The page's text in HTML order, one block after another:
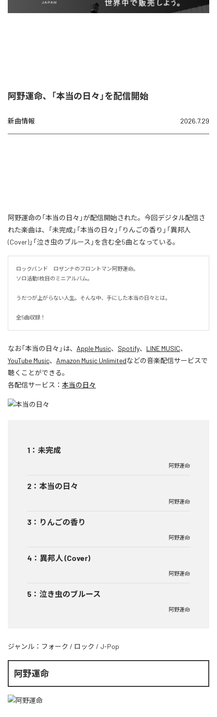
阿野運命、「本当の日々」を配信開始
新曲情報 2026.7.29
阿野運命の「本当の日々」が配信開始された。今回デジタル配信さ
れた楽曲は、「未完成」「本当の日々」「りんごの香り」「異邦人
(Cover)」「泣き虫のブルース」を含む全5曲となっている。
ロックバンド　ロザンナのフロントマン阿野運命。
ソロ活動1枚目のミニアルバム。
うだつが上がらない人生。そんな中、手にした本当の日々とは。
全5曲収録！
なお「本当の日々 」は、 Apple Music、 Spotify、 LINE MUSIC、
YouTube Music、 Amazon Music Unlimitedなどの音楽配信サービスで
聴くことができる。
各配信サービス： 本当の日々
1 ： 未完成
阿野運命
2 ： 本当の日々
阿野運命
3 ： りんごの香り
阿野運命
4 ： 異邦人 (Cover)
阿野運命
5 ： 泣き虫のブルース
阿野運命
ジャンル： フォーク / ロック / J-Pop
阿野運命